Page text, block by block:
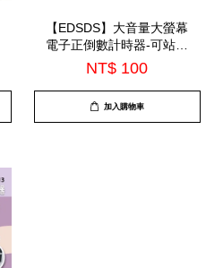
【EDSDS】大音量大螢幕
電子正倒數計時器-可站立
(EDS-P5701)
NT$ 100
加入購物車